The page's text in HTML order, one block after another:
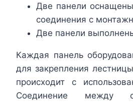
Две панели
соединения с
Две панели
Каждая панель
для закрепления
происходит с
Соединение между